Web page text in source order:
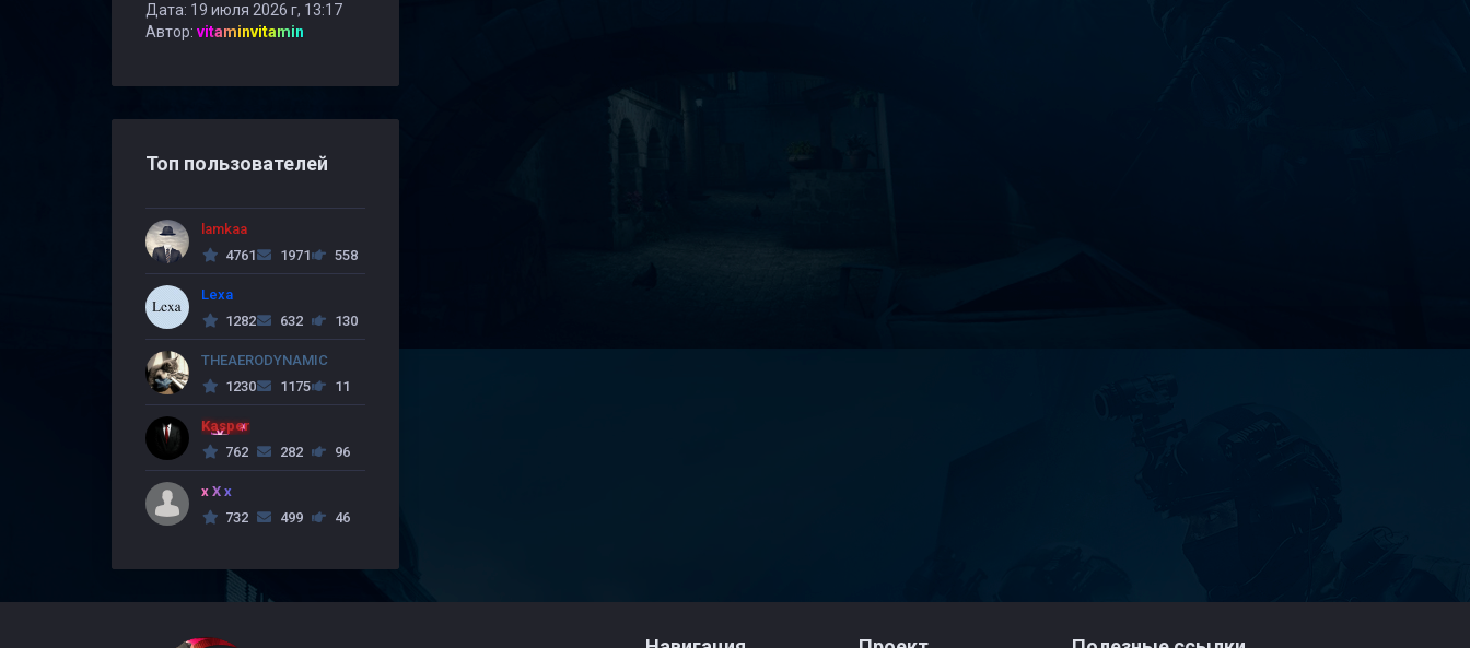
Дата: 19 июля 2026 г, 13:17
Автор: vitaminvitamin
Топ пользователей
lamkaa
4761
1971 558
Lexa
1282
632 130
THEAERODYNAMIC
1230
1175 11
Kasper
762
282 96
x X x
732
499 46